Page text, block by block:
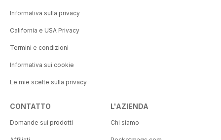
Informativa sulla privacy
California e USA Privacy
Termini e condizioni
Informativa sui cookie
Le mie scelte sulla privacy
CONTATTO
Domande sui prodotti
L'AZIENDA
Chi siamo